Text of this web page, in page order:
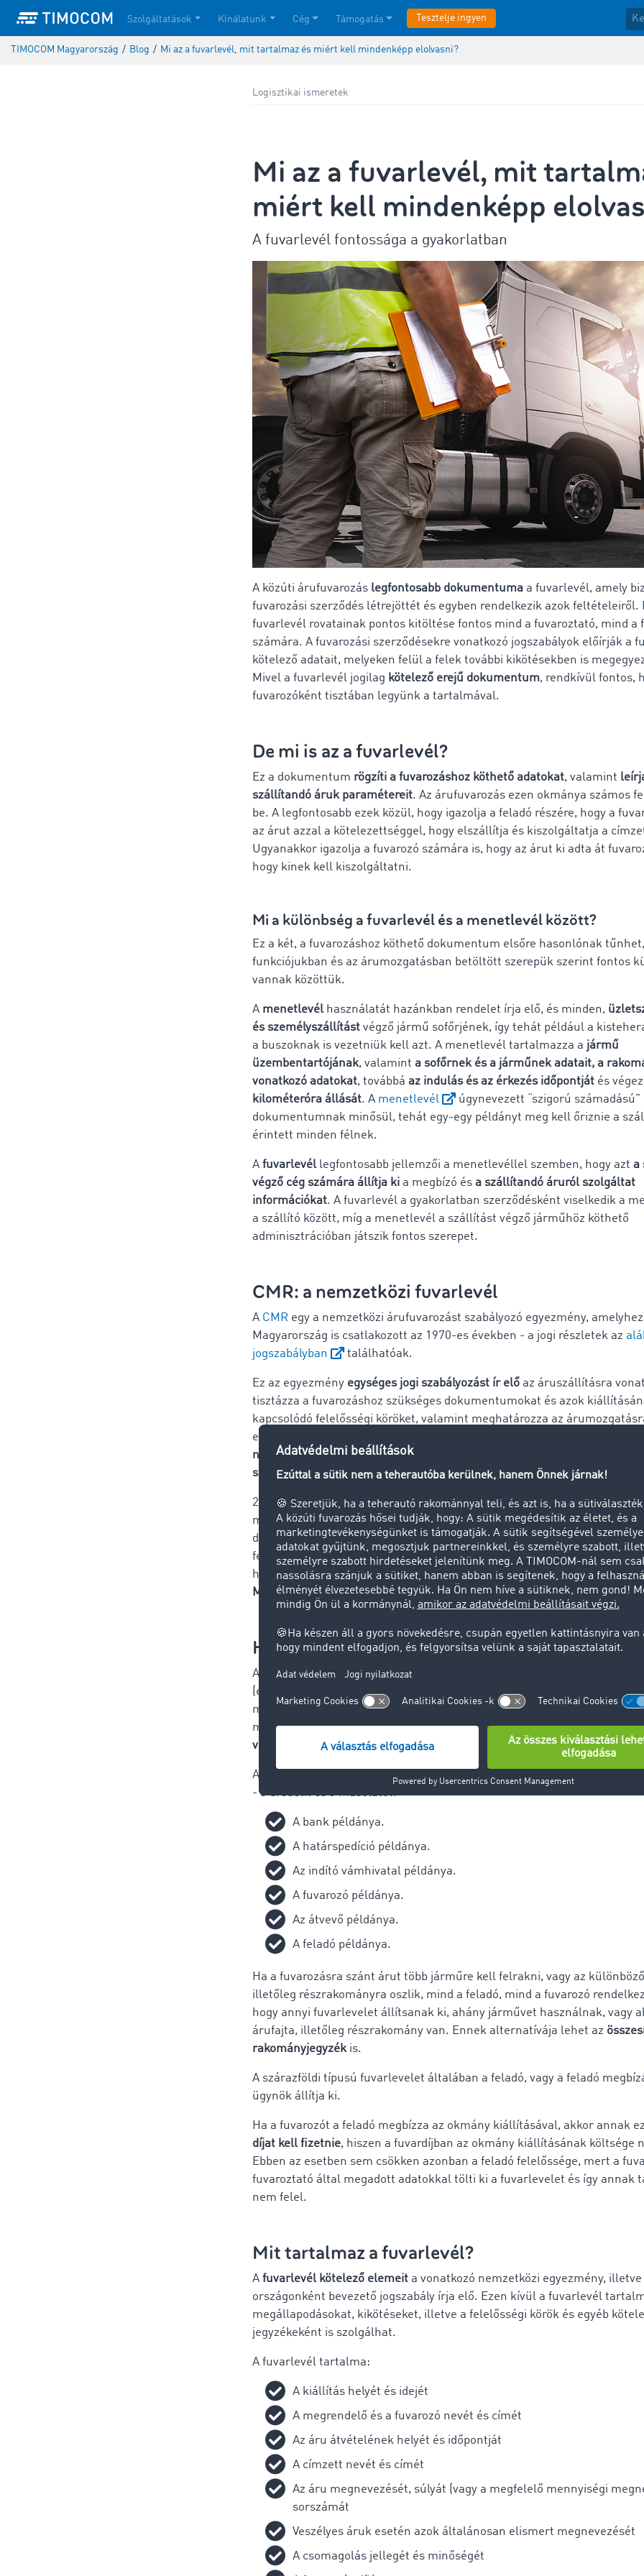
Szolgáltatások Kínálatunk Cég Támogatás Tesztelje ingyen
TIMOCOM Magyarország / Blog / Mi az a fuvarlevél, mit tartalmaz és miért kell mindenképp elolvasni?
Logisztikai ismeretek
Mi az a fuvarlevél, mit
miért kell mindenképp
A fuvarlevél fontossága a gyakorlatban
A közúti árufuvarozás legfontosabb dokumentuma a fuvarlevél, amely
fuvarozási szerződés létrejöttét és egyben rendelkezik azok feltételeiről.
fuvarlevél rovatainak pontos kitöltése fontos mind a fuvaroztató, mind a
számára. A fuvarozási szerződésekre vonatkozó jogszabályok előírják a
kötelező adatait, melyeken felül a felek további kikötésekben is
Mivel a fuvarlevél jogilag kötelező erejű dokumentum, rendkívül fontos,
fuvarozóként tisztában legyünk a tartalmával.
De mi is az a fuvarlevél?
Ez a dokumentum rögzíti a fuvarozáshoz köthető adatokat, valamint
szállítandó áruk paramétereit. Az árufuvarozás ezen okmánya számos
be. A legfontosabb ezek közül, hogy igazolja a feladó részére, hogy a
az árut azzal a kötelezettséggel, hogy elszállítja és kiszolgáltatja a
Ugyanakkor igazolja a fuvarozó számára is, hogy az árut ki adta át
hogy kinek kell kiszolgáltatni.
Mi a különbség a fuvarlevél és a menetlevél között?
Ez a két, a fuvarozáshoz köthető dokumentum elsőre hasonlónak
funkciójukban és az árumozgatásban betöltött szerepük szerint fontos
vannak közöttük.
A menetlevélhasználatát hazánkban rendelet írja elő, és minden,
és személyszállítást végző jármű sofőrjének, így tehát például a
a buszoknak is vezetniük kell azt. A menetlevél tartalmazza a jármű
üzembentartójának, valamint a sofőrnek és a járműnek adatait, a
vonatkozó adatokat, továbbá az indulás és az érkezés időpontját és
kilométeróra állását. A menetlevél
úgynevezett “szigorú számadású”
dokumentumnak minősül, tehát egy-egy példányt meg kell őriznie a
érintett minden félnek.
A fuvarlevéllegfontosabb jellemzői a menetlevéllel szemben, hogy azt a
végző cég számára állítja ki a megbízó és a szállítandó áruról szolgáltat
információkat. A fuvarlevél a gyakorlatban szerződésként viselkedik a
a szállító között, míg a menetlevél a szállítást végző járműhöz köthető
adminisztrációban játszik fontos szerepet.
CMR: a nemzetközi fuvarlevél
A CMR egy a nemzetközi árufuvarozást szabályozó egyezmény, amelyhez
Magyarország is csatlakozott az 1970-es években - a jogi részletek az
jogszabályban
találhatóak.
Ez az egyezmény egységes jogi szabályozást ír elő az áruszállításra
tisztázza a fuvarozáshoz szükséges dokumentumokat és azok
kapcsolódó felelősségi köröket, valamint meghatározza az
előírásokat. Ugyan az egyezmény által előírt CMR-konform fuvarlevél
nemzetközi szállítmányozás esetén
szívesen használja.
2021 elején a magyar logisztikai és fuvarozási szakma képviselői
magyarországie-CMR
mihamarabbi bevezetése érdekében. A papír
digitalizációja jelentősen növelheti a fuvarozók versenyképességét a
felgyorsításával. Egyébkéntaz e-CMRegyes Európai Uniós
használatban van ésa CMR egyezmény kiegészítésének elfogadásával
Magyarországon is bevezetésre kerülhet.
Hogyan történik a fuvarlevél kiállítása?
A szállítás megkezdése előtt a fuvarlevél legalább három példányban
(egy a fuvarozóhoz, egy a megrendelőhöz, egy pedig a rakomány mellé
mind
a megrendelő , mind a szállítmányozó saját aláírásával hitelesíti ,
mindkettenelismerve az árufeladás körülményeire(mennyiségre,
vonatkozó adatokat.
A nemzetközi CMR fuvarlevél kitöltése
magyarországi viszonylatban 6
- 3 eredetit és 3 másolatot:
A bank példánya.
A határspedíció példánya.
Az indító vámhivatal példánya.
A fuvarozó példánya.
Az átvevő példánya.
A feladó példánya.
Ha a fuvarozásra szánt árut több járműre kell felrakni, vagy az
illetőleg részrakományra oszlik, mind a feladó, mind a fuvarozó
hogy annyi fuvarlevelet állítsanak ki, ahány járművet használnak, vagy
árufajta, illetőleg részrakomány van. Ennek alternatívája lehet az
rakományjegyzékis.
A szárazföldi típusú fuvarlevelet általában a feladó, vagy a feladó
ügynök állítja ki.
Ha a fuvarozót a feladó megbízza az okmány kiállításával, akkor annak
díjat kell fizetnie, hiszen a fuvardíjban az okmány kiállításának költsége
Ebben az esetben sem csökken azonban a feladó felelőssége, mert a
fuvaroztató által megadott adatokkal tölti ki a fuvarlevelet és így annak
nem felel.
Mit tartalmaz a fuvarlevél?
A fuvarlevél kötelező elemeit a vonatkozó nemzetközi egyezmény, illetve
országonként bevezető jogszabály írja elő. Ezen kívül a fuvarlevél
megállapodásokat, kikötéseket, illetve a felelősségi körök és egyéb
jegyzékeként is szolgálhat.
A fuvarlevél tartalma:
A kiállítás helyét és idejét
A megrendelő és a fuvarozó nevét és címét
Az áru átvételének helyét és időpontját
A címzett nevét és címét
Az áru megnevezését, súlyát (vagy a megfelelő mennyiségi
sorszámát
Veszélyes áruk esetén azok általánosan elismert megnevezését
A csomagolás jellegét és minőségét